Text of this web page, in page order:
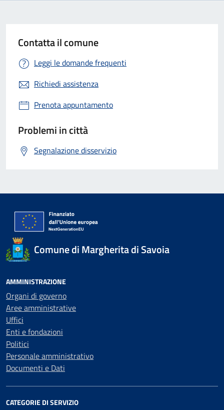
Contatta il comune
Leggi le domande frequenti
Richiedi assistenza
Prenota appuntamento
Problemi in città
Segnalazione disservizio
Comune di Margherita di Savoia
AMMINISTRAZIONE
Organi di governo
Aree amministrative
Uffici
Enti e fondazioni
Politici
Personale amministrativo
Documenti e Dati
CATEGORIE DI SERVIZIO